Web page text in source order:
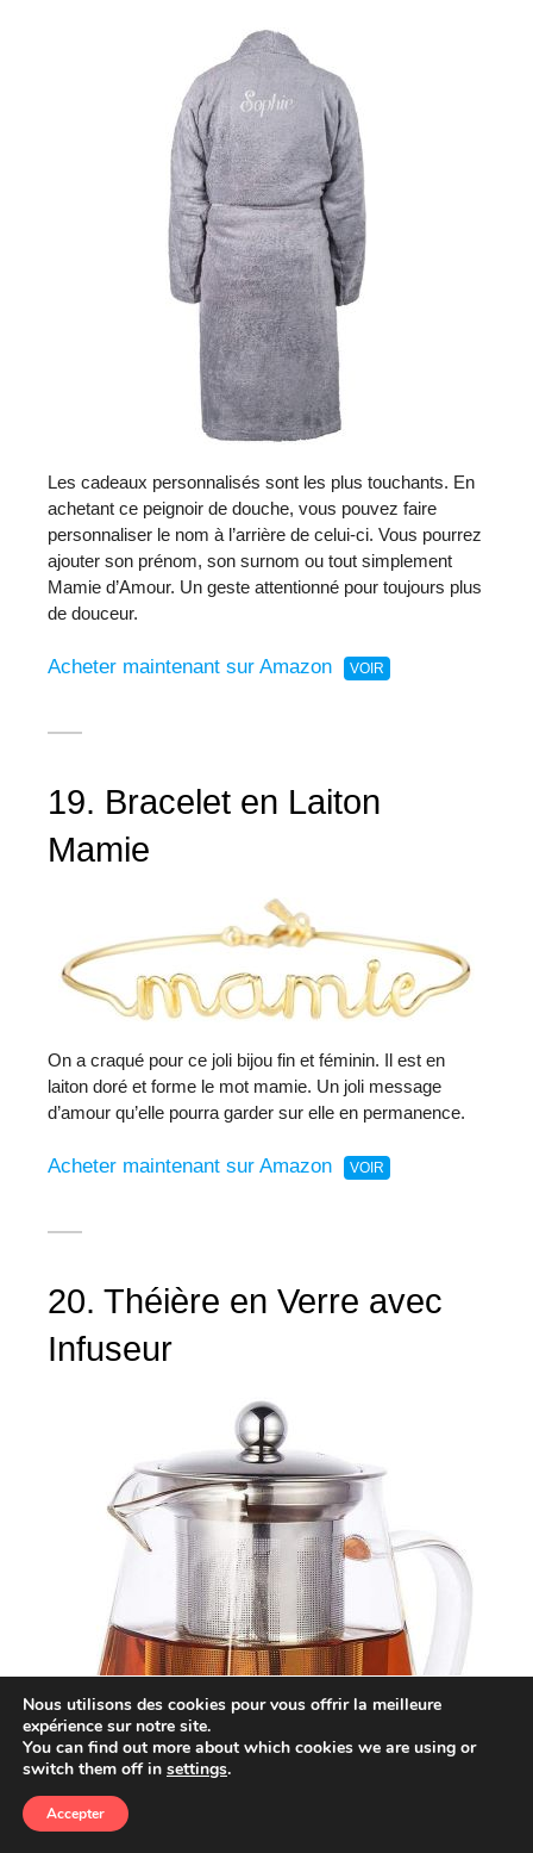
Les cadeaux personnalisés sont les plus touchants. En
achetant ce peignoir de douche, vous pouvez faire
personnaliser le nom à l’arrière de celui-ci. Vous pourrez
ajouter son prénom, son surnom ou tout simplement
Mamie d’Amour. Un geste attentionné pour toujours plus
de douceur.
Acheter maintenant sur Amazon
19. Bracelet en Laiton
Mamie
On a craqué pour ce joli bijou fin et féminin. Il est en
laiton doré et forme le mot mamie. Un joli message
d’amour qu’elle pourra garder sur elle en permanence.
Acheter maintenant sur Amazon
20. Théière en Verre avec
Infuseur
Tout Le Monde
Hommes
Nous utilisons des cookies pour vous offrir la meilleure
expérience sur notre site.
You can find out more about which cookies we are using or
switch them off in settings.
Accepter